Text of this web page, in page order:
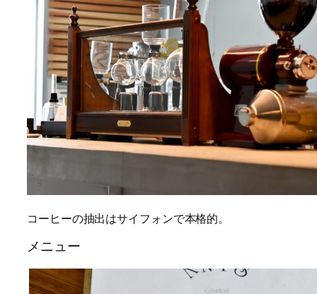
コーヒーの抽出はサイフォンで本格的。
メニュー